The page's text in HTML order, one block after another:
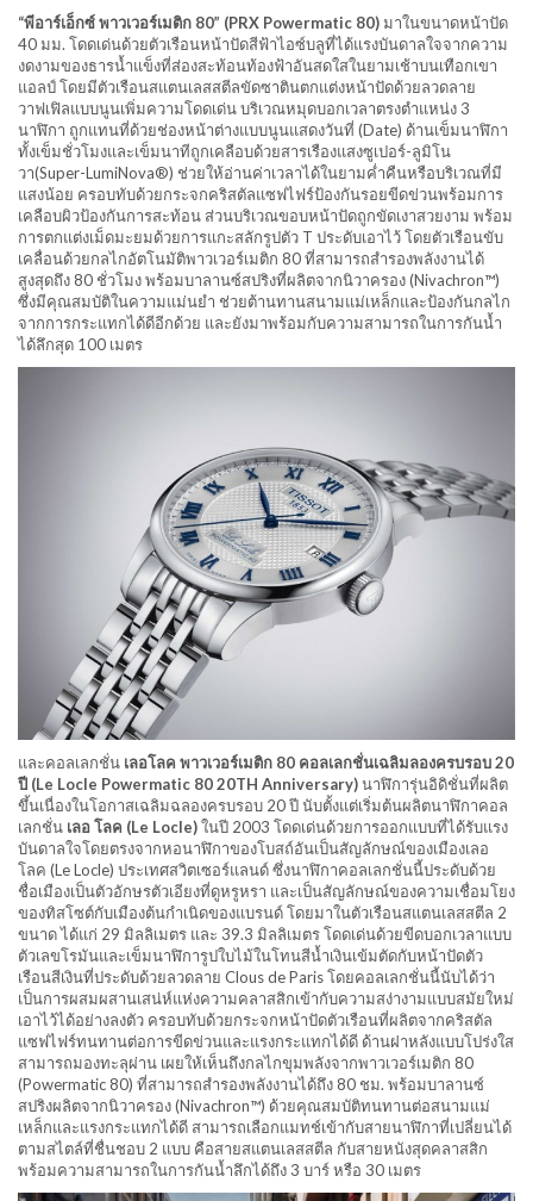
“พีอาร์เอ็กซ์ พาวเวอร์เมติก 80” (PRX Powermatic 80)มาในขนาดหน้าปัด
40 มม. โดดเด่นด้วยตัวเรือนหน้าปัดสีฟ้าไอซ์บลูที่ได้แรงบันดาลใจจากความ
งดงามของธารน้ำแข็งที่ส่องสะท้อนท้องฟ้าอันสดใสในยามเช้าบนเทือกเขา
แอลป์ โดยมีตัวเรือนสแตนเลสสตีลขัดซาตินตกแต่งหน้าปัดด้วยลวดลาย
วาฟเฟิลแบบนูนเพิ่มความโดดเด่น บริเวณหมุดบอกเวลาตรงตำแหน่ง 3
นาฬิกา ถูกแทนที่ด้วยช่องหน้าต่างแบบนูนแสดงวันที่ (Date) ด้านเข็มนาฬิกา
ทั้งเข็มชั่วโมงและเข็มนาทีถูกเคลือบด้วยสารเรืองแสงซูเปอร์-ลูมิโน
วา(Super-LumiNova®) ช่วยให้อ่านค่าเวลาได้ในยามค่ำคืนหรือบริเวณที่มี
แสงน้อย ครอบทับด้วยกระจกคริสตัลแซฟไฟร์ป้องกันรอยขีดข่วนพร้อมการ
เคลือบผิวป้องกันการสะท้อน ส่วนบริเวณขอบหน้าปัดถูกขัดเงาสวยงาม พร้อม
การตกแต่งเม็ดมะยมด้วยการแกะสลักรูปตัว T ประดับเอาไว้ โดยตัวเรือนขับ
เคลื่อนด้วยกลไกอัตโนมัติพาวเวอร์เมติก 80 ที่สามารถสำรองพลังงานได้
สูงสุดถึง 80 ชั่วโมง พร้อมบาลานซ์สปริงที่ผลิตจากนิวาครอง (Nivachron™)
ซึ่งมีคุณสมบัติในความแม่นยำ ช่วยต้านทานสนามแม่เหล็กและป้องกันกลไก
จากการกระแทกได้ดีอีกด้วย และยังมาพร้อมกับความสามารถในการกันน้ำ
ได้ลึกสุด 100 เมตร
และคอลเลกชั่น เลอโลค พาวเวอร์เมติก 80 คอลเลกชั่นเฉลิมลองครบรอบ 20
ปี (Le Locle Powermatic 80 20TH Anniversary)นาฬิการุ่นอิดิชั่นที่ผลิต
ขึ้นเนื่องในโอกาสเฉลิมฉลองครบรอบ 20 ปี นับตั้งแต่เริ่มต้นผลิตนาฬิกาคอล
เลกชั่น เลอ โลค (Le Locle)ในปี 2003 โดดเด่นด้วยการออกแบบที่ได้รับแรง
บันดาลใจโดยตรงจากหอนาฬิกาของโบสถ์อันเป็นสัญลักษณ์ของเมืองเลอ
โลค (Le Locle) ประเทศสวิตเซอร์แลนด์ ซึ่งนาฬิกาคอลเลกชั่นนี้ประดับด้วย
ชื่อเมืองเป็นตัวอักษรตัวเอียงที่ดูหรูหรา และเป็นสัญลักษณ์ของความเชื่อมโยง
ของทิสโซต์กับเมืองต้นกำเนิดของแบรนด์ โดยมาในตัวเรือนสแตนเลสสตีล 2
ขนาด ได้แก่ 29 มิลลิเมตร และ 39.3 มิลลิเมตร โดดเด่นด้วยขีดบอกเวลาแบบ
ตัวเลขโรมันและเข็มนาฬิการูปใบไม้ในโทนสีน้ำเงินเข้มตัดกับหน้าปัดตัว
เรือนสีเงินที่ประดับด้วยลวดลาย Clous de Paris โดยคอลเลกชั่นนี้นับได้ว่า
เป็นการผสมผสานเสน่ห์แห่งความคลาสสิกเข้ากับความสง่างามแบบสมัยใหม่
เอาไว้ได้อย่างลงตัว ครอบทับด้วยกระจกหน้าปัดตัวเรือนที่ผลิตจากคริสตัล
แซฟไฟร์ทนทานต่อการขีดข่วนและแรงกระแทกได้ดี ด้านฝาหลังแบบโปร่งใส
สามารถมองทะลุผ่าน เผยให้เห็นถึงกลไกขุมพลังจากพาวเวอร์เมติก 80
(Powermatic 80) ที่สามารถสำรองพลังงานได้ถึง 80 ชม. พร้อมบาลานซ์
สปริงผลิตจากนิวาครอง (Nivachron™️) ด้วยคุณสมบัติทนทานต่อสนามแม่
เหล็กและแรงกระแทกได้ดี สามารถเลือกแมทช์เข้ากับสายนาฬิกาที่เปลี่ยนได้
ตามสไตล์ที่ชื่นชอบ 2 แบบ คือสายสแตนเลสสตีล กับสายหนังสุดคลาสสิก
พร้อมความสามารถในการกันน้ำลึกได้ถึง 3 บาร์ หรือ 30 เมตร